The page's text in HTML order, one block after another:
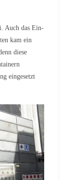
Auch das Ein-
kam ein
diese
eingesetzt